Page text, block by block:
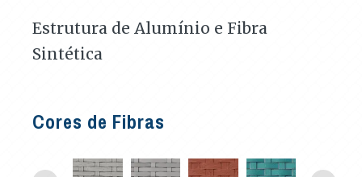
Estrutura de Alumínio e Fibra
Sintética
Cores de Fibras